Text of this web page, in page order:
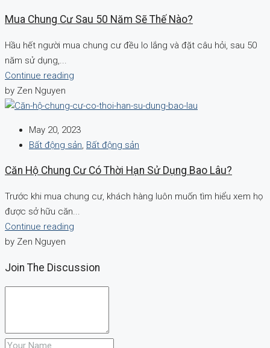
Mua Chung Cư Sau 50 Năm Sẽ Thế Nào?
Hầu hết người mua chung cư đều lo lắng và đặt câu hỏi, sau 50
năm sử dụng,...
Continue reading
by Zen Nguyen
May 20, 2023
Bất động sản, Bất động sản
Căn Hộ Chung Cư Có Thời Hạn Sử Dụng Bao Lâu?
Trước khi mua chung cư, khách hàng luôn muốn tìm hiểu xem họ
được sở hữu căn...
Continue reading
by Zen Nguyen
Join The Discussion